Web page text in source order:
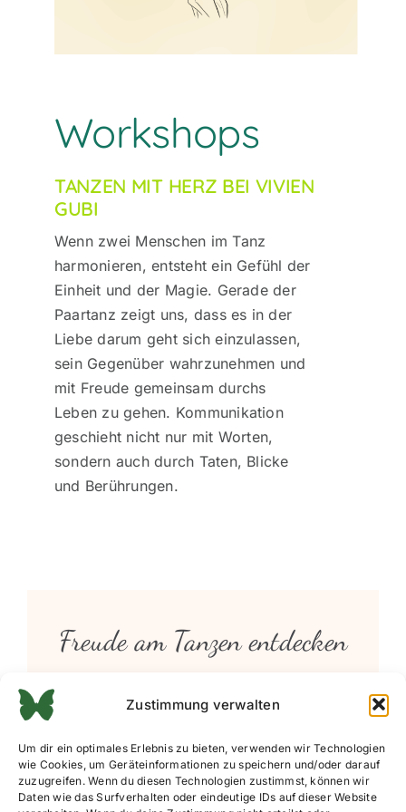
Zustimmung verwalten
Um dir ein optimales Erlebnis zu bieten, verwenden wir Technologien
wie Cookies, um Geräteinformationen zu speichern und/oder darauf
zuzugreifen. Wenn du diesen Technologien zustimmst, können wir
Daten wie das Surfverhalten oder eindeutige IDs auf dieser Website
Workshops
TANZEN MIT HERZ BEI VIVIEN
GUBI
Wenn zwei Menschen im Tanz
harmonieren, entsteht ein Gefühl der
Einheit und der Magie. Gerade der
Paartanz zeigt uns, dass es in der
Liebe darum geht sich einzulassen,
sein Gegenüber wahrzunehmen und
mit Freude gemeinsam durchs
Leben zu gehen. Kommunikation
geschieht nicht nur mit Worten,
sondern auch durch Taten, Blicke
und Berührungen.
Freude am Tanzen entdecken
SLOWFOX - AB SO 07.06.26 - OHNE / WENIG
VORKENNTNISSEN IM SLOWFOX ABER SEHR
GUTE TANZERFAHRUNG/ 3 X 50 MINUTEN /
66 € PRO PERSON/ 17.20 UHR/ BIEBELNHEIM